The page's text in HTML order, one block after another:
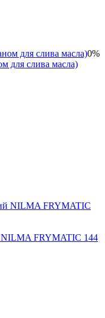
0%
для слива масла)
NILMA FRYMATIC 144